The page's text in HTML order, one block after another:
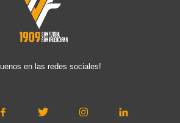
en las redes sociales!